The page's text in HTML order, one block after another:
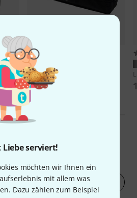
Liebe serviert!
möchten wir Ihnen ein
mit allem was
Dazu zählen zum Beispiel
Bag
PASST GARANTIERT
LD Systems
77 CHF
5 Jetzt bewerten